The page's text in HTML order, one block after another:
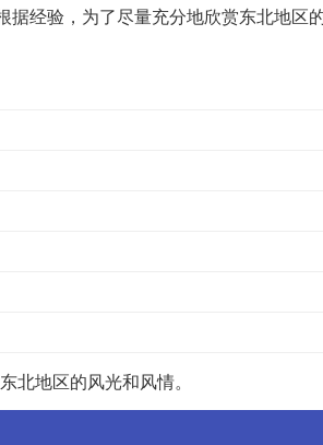
经验，为了尽量充分地欣赏东北地区
地区的风光和风情。